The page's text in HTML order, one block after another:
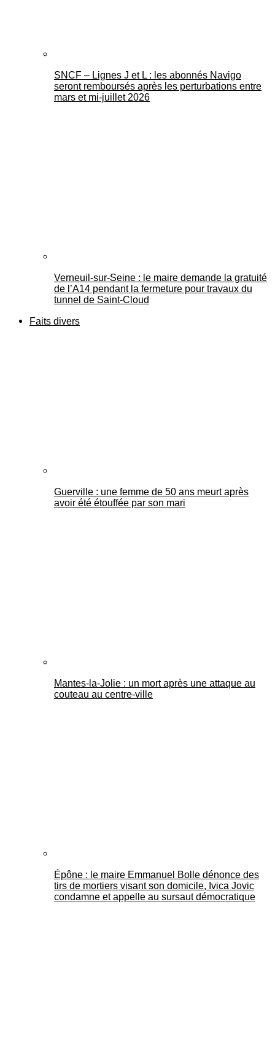
SNCF – Lignes J et L : les abonnés Navigo
seront remboursés après les perturbations entre
mars et mi-juillet 2026
Verneuil-sur-Seine : le maire demande la gratuité
de l’A14 pendant la fermeture pour travaux du
tunnel de Saint-Cloud
Faits divers
Guerville : une femme de 50 ans meurt après
avoir été étouffée par son mari
Mantes-la-Jolie : un mort après une attaque au
couteau au centre-ville
Épône : le maire Emmanuel Bolle dénonce des
tirs de mortiers visant son domicile, Ivica Jovic
condamne et appelle au sursaut démocratique